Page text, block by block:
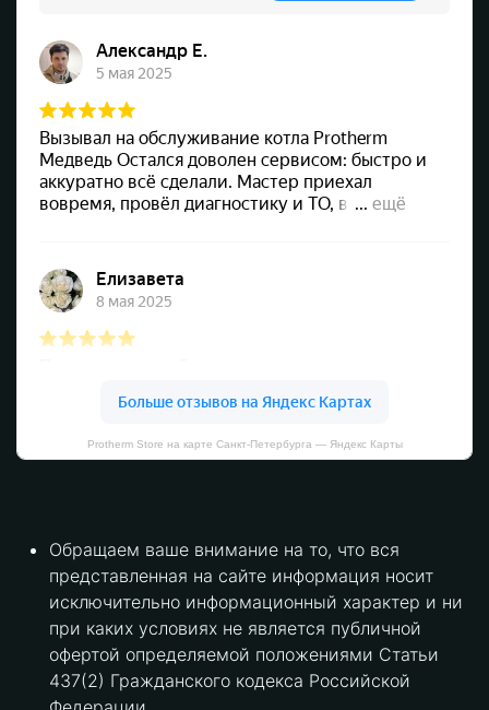
Protherm Store на карте Санкт‑Петербурга — Яндекс Карты
Обращаем ваше внимание на то, что вся
представленная на сайте информация носит
исключительно информационный характер и ни
при каких условиях не является публичной
офертой определяемой положениями Статьи
437(2) Гражданского кодекса Российской